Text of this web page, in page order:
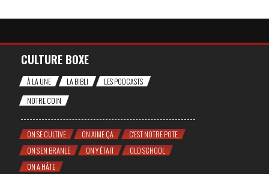
CULTURE BOXE
À LA UNE LA BIBLI
LES PODCASTS
NOTRE COIN
ON SE CULTIVE ON AIME ÇA
C'EST NOTRE POTE
ON S'EN BRANLE
ON Y ÉTAIT
OLD SCHOOL
ON A HÂTE